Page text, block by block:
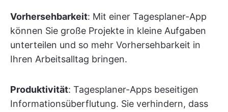
Vorhersehbarkeit: Mit einer Tagesplaner-App
können Sie große Projekte in kleine Aufgaben
unterteilen und so mehr Vorhersehbarkeit in
Ihren Arbeitsalltag bringen.
Produktivität: Tagesplaner-Apps beseitigen
Informationsüberflutung. Sie verhindern, dass